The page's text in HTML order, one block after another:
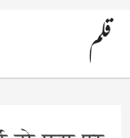
قلم